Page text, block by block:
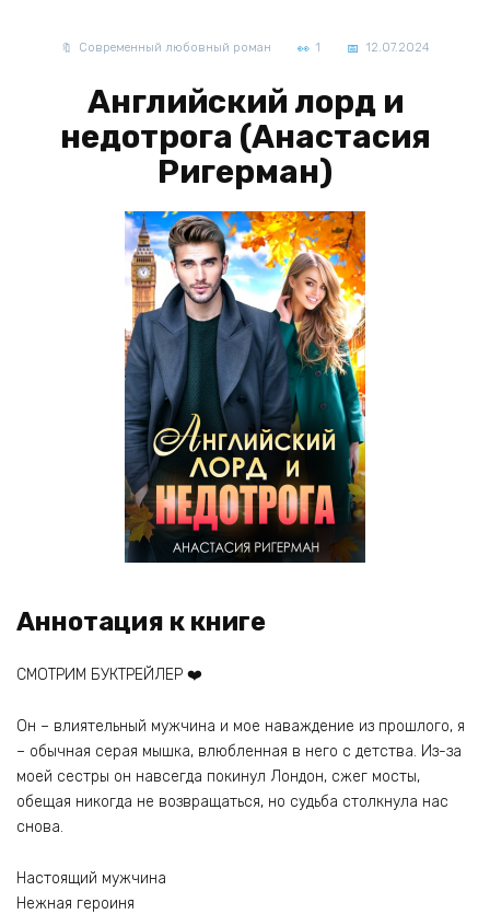
Современный любовный роман 1 12.07.2024
Английский лорд и
недотрога (Анастасия
Ригерман)
Аннотация к книге
СМОТРИМ БУКТРЕЙЛЕР ❤️
Он – влиятельный мужчина и мое наваждение из прошлого, я
– обычная серая мышка, влюбленная в него с детства. Из-за
моей сестры он навсегда покинул Лондон, сжег мосты,
обещая никогда не возвращаться, но судьба столкнула нас
снова.
Настоящий мужчина
Нежная героиня